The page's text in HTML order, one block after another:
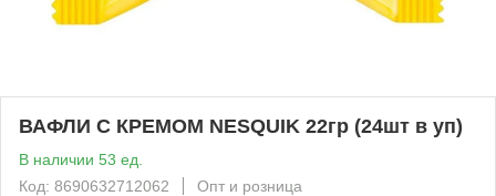
ВАФЛИ С КРЕМОМ NESQUIK 22гр (24шт в уп)
В наличии 53 ед.
Код: 8690632712062
Опт и розница